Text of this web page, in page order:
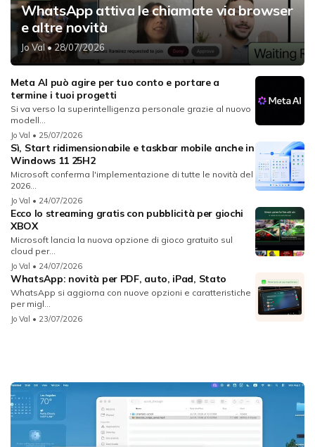
WhatsApp attiva le chiamate via browser
e altre novità
Jo Val• 28/07/2026
Meta AI può agire per tuo conto e portare a
termine i tuoi progetti
Si va verso la superintelligenza personale grazie al nuovo
modell...
Jo Val • 25/07/2026
Sì, Start ridimensionabile e taskbar mobile anche in
Windows 11 25H2
Microsoft conferma l'implementazione di tutte le novità del
2026...
Jo Val • 24/07/2026
Ecco lo streaming gratis con pubblicità per giochi
XBOX
Microsoft lancia la nuova opzione di gioco gratuito sul
cloud per...
Jo Val • 24/07/2026
WhatsApp: novità per PDF, auto, iPad, Stato
WhatsApp si aggiorna con nuove opzioni e caratteristiche
per migl...
Jo Val • 23/07/2026